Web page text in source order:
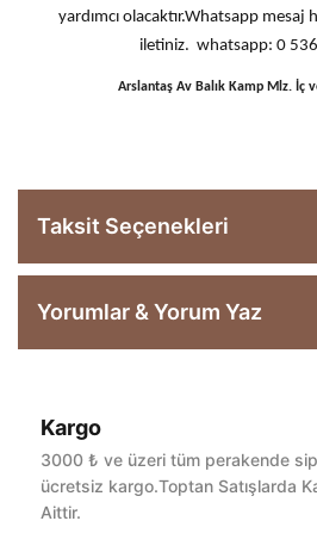
yardımcı olacaktır.Whatsapp mesaj
iletiniz. whatsapp: 0
Arslantaş Av Balık Kamp Mlz. İç
Taksit Seçenekleri
Yorumlar & Yorum Yaz
Bu ürüne ilk yorumu
Kargo
3000 ₺ ve üzeri tüm perakende
ücretsiz kargo.Toptan Satışlarda
Aittir.